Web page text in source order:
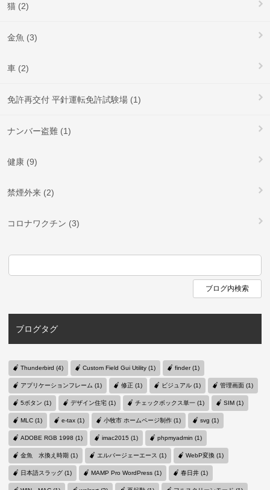
猫 (2)
金魚 (3)
車 (2)
免許再交付 平針運転免許試験場 (1)
ナンバー盗難 (1)
健康 (9)
禁煙外来 (2)
コロナワクチン (3)
ブログタグ
Thunderbird (4) Custom Field Gui Utility (1) finder (1)
アプリケーションフレーム (1) 修正 (1) ビジュアル (1) 管理画面 (1)
5ボタン (1) デザイン住宅 (1) チェックボックス単一 (1) SIM (1)
MLC (1) e-tax (1) 小牧市 ホームページ制作 (1) svg (1)
ADOBE RGB 1998 (1) imac2015 (1) phpmyadmin (1)
金魚 水換え時期 (1) エルバージェーエース (1) WebP変換 (1)
日本語スラッグ (1) MAMP Pro WordPress (1) 春日井 (1)